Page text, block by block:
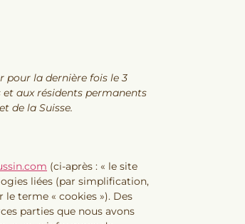
pour la dernière fois le 3
et aux résidents permanents
de la Suisse.
(ci-après : « le site
liées (par simplification,
terme « cookies »). Des
parties que nous avons